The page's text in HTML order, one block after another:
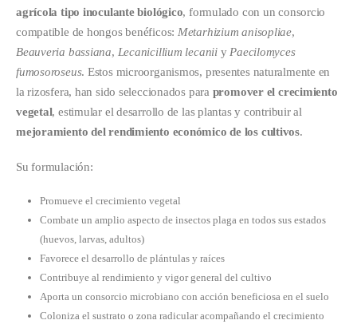
agrícola tipo inoculante biológico, formulado con un consorcio
compatible de hongos benéficos: Metarhizium anisopliae,
Beauveria bassiana, Lecanicillium lecaniiyPaecilomyces
fumosoroseus. Estos microorganismos, presentes naturalmente en
la rizosfera, han sido seleccionados para promover el crecimiento
vegetal, estimular el desarrollo de las plantas y contribuir al
mejoramiento del rendimiento económico de los cultivos.
Su formulación:
Promueve el crecimiento vegetal
Combate un amplio aspecto de insectos plaga en todos sus estados
(huevos, larvas, adultos)
Favorece el desarrollo de plántulas y raíces
Contribuye al rendimiento y vigor general del cultivo
Aporta un consorcio microbiano con acción beneficiosa en el suelo
Coloniza el sustrato o zona radicular acompañando el crecimiento